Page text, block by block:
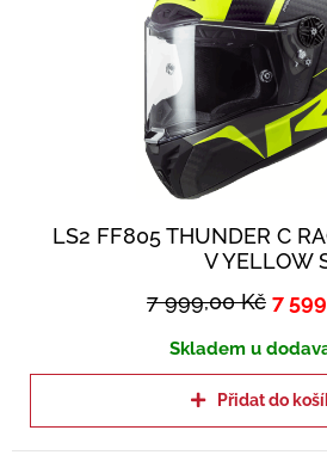
LS2 FF805 THUNDER C
V YELLOW
7 999,00Kč 7
Skladem u
Přidat do